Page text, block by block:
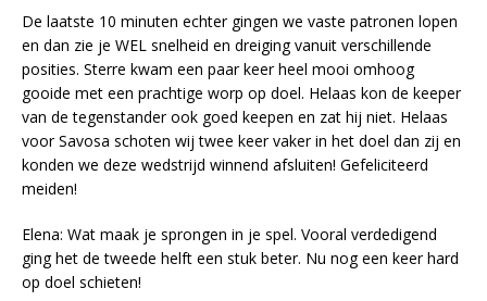
De laatste 10 minuten echter gingen we vaste patronen lopen
en dan zie je WEL snelheid en dreiging vanuit verschillende
posities. Sterre kwam een paar keer heel mooi omhoog
gooide met een prachtige worp op doel. Helaas kon de keeper
van de tegenstander ook goed keepen en zat hij niet. Helaas
voor Savosa schoten wij twee keer vaker in het doel dan zij en
konden we deze wedstrijd winnend afsluiten! Gefeliciteerd
meiden!
Elena: Wat maak je sprongen in je spel. Vooral verdedigend
ging het de tweede helft een stuk beter. Nu nog een keer hard
op doel schieten!